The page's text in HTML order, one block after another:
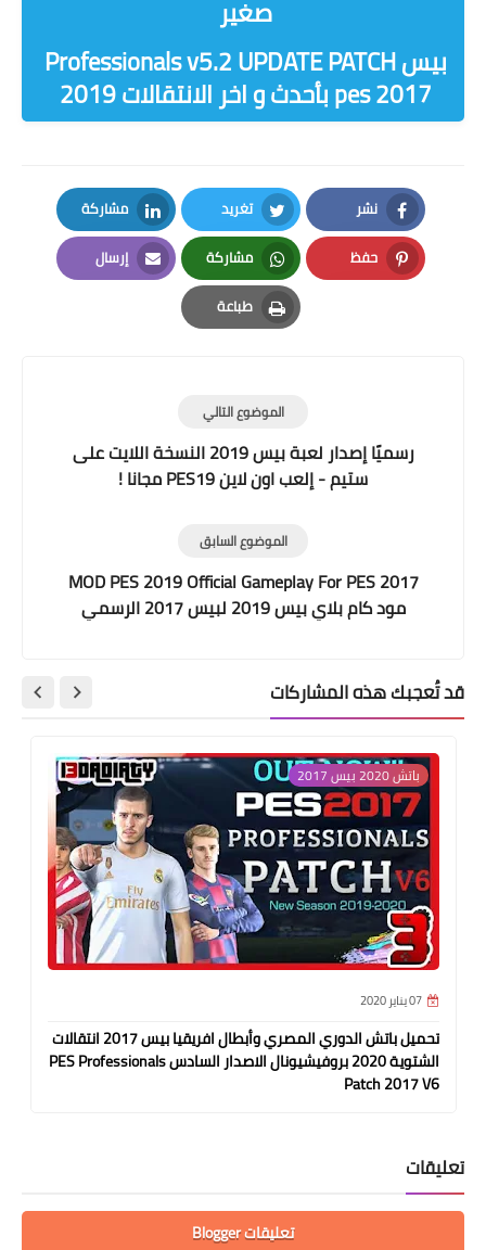
صغير
بيس Professionals v5.2 UPDATE PATCH
pes 2017 بأحدث و اخر الانتقالات 2019
نشر
Facebook
تغريد
Twitter
مشاركة
LinkedIn
حفظ
Pinterest
مشاركة
Whatsapp
إرسال
Email
طباعة
Print
الموضوع التالي
رسميًا إصدار لعبة بيس 2019 النسخة اللايت على
ستيم - إلعب اون لاين PES19 مجانا !
الموضوع السابق
MOD PES 2019 Official Gameplay For PES 2017
مود كام بلاي بيس 2019 لبيس 2017 الرسمي
قد تُعجبك هذه المشاركات
باتش 2020 بيس 2017
07 يناير 2020
تحميل باتش الدوري المصري وأبطال افريقيا بيس 2017 انتقالات
الشتوية 2020 بروفيشيونال الاصدار السادس PES Professionals
Patch 2017 V6
تعليقات
تعليقات Blogger